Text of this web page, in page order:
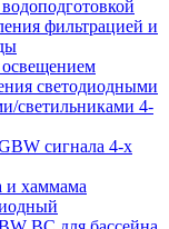
фильтрацией и
светодиодными
светильниками 4-
сигнала 4-х
и хаммама